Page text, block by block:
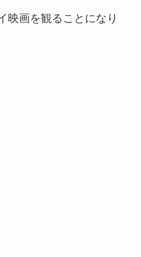
映画を観ることになり